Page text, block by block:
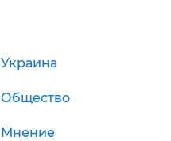
Украина
Общество
Мнение